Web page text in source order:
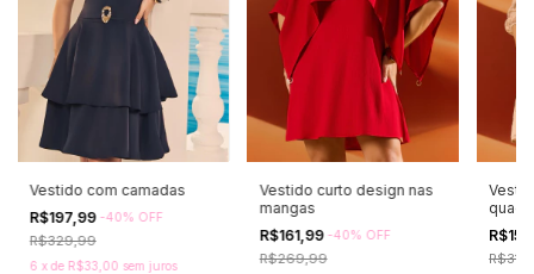
Vestido com camadas
R$197,99 -40% OFF
R$329,99
6 xde R$33,00 sem juros
Vestido curto design nas
mangas
R$161,99 -40% OFF
R$269,99